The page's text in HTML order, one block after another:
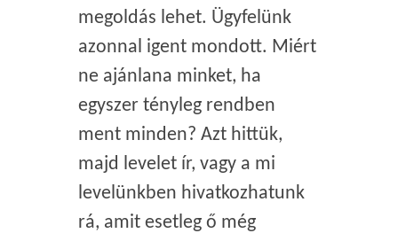
megoldás lehet. Ügyfelünk
azonnal igent mondott. Miért
ne ajánlana minket, ha
egyszer tényleg rendben
ment minden? Azt hittük,
majd levelet ír, vagy a mi
levelünkben hivatkozhatunk
rá, amit esetleg ő még